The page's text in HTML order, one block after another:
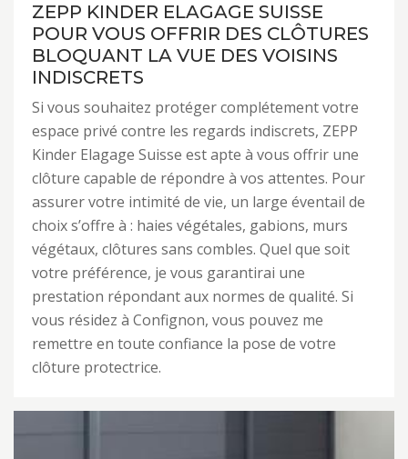
ZEPP KINDER ELAGAGE SUISSE
POUR VOUS OFFRIR DES CLÔTURES
BLOQUANT LA VUE DES VOISINS
INDISCRETS
Si vous souhaitez protéger complétement votre
espace privé contre les regards indiscrets, ZEPP
Kinder Elagage Suisse est apte à vous offrir une
clôture capable de répondre à vos attentes. Pour
assurer votre intimité de vie, un large éventail de
choix s’offre à : haies végétales, gabions, murs
végétaux, clôtures sans combles. Quel que soit
votre préférence, je vous garantirai une
prestation répondant aux normes de qualité. Si
vous résidez à Confignon, vous pouvez me
remettre en toute confiance la pose de votre
clôture protectrice.